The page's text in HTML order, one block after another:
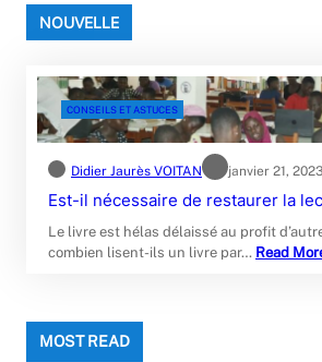
NOUVELLE
CONSEILS ET ASTUCES
Didier Jaurès VOITAN janvier 21, 2023
Est-il nécessaire de restaurer la
Le livre est hélas délaissé au profit
combien lisent-ils un livre par… Read
MOST READ